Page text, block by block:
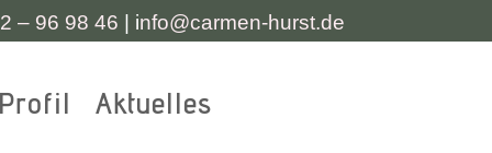
– 96 98 46 info@carmen-hurst.de
Aktuelles